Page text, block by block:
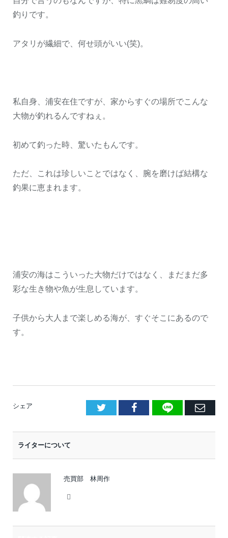
釣りです。
アタリが繊細で、何せ頭がいい(笑)。
私自身、浦安在住ですが、家からすぐの場所でこんな
大物が釣れるんですねぇ。
初めて釣った時、驚いたもんです。
ただ、これは珍しいことではなく、腕を磨けば結構な
釣果に恵まれます。
浦安の海はこういった大物だけではなく、まだまだ多
彩な生き物や魚が生息しています。
子供から大人まで楽しめる海が、すぐそこにあるので
す。
シェア Facebook
LINE
E
ライターについて
売買部 林周作